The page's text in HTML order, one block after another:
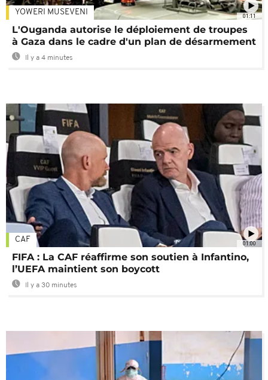
01:11
YOWERI MUSEVENI
L'Ouganda autorise le déploiement de troupes
à Gaza dans le cadre d'un plan de désarmement
Il y a 4 minutes
01:00
CAF
FIFA : La CAF réaffirme son soutien à Infantino,
l’UEFA maintient son boycott
Il y a 30 minutes